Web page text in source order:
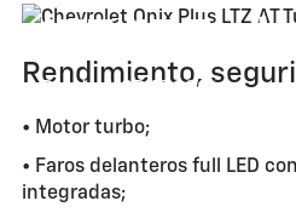
Desde: USD 19.990
Rendimiento,
• Motor turbo;
• Faros delanteros full LED
integradas;